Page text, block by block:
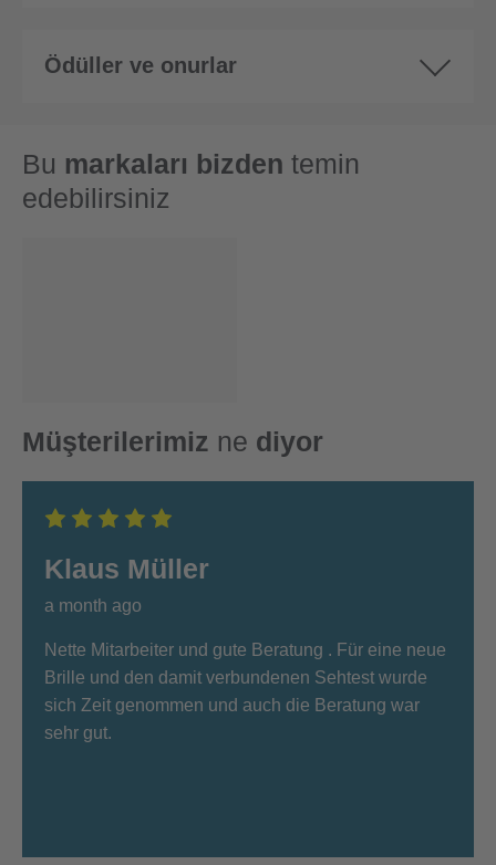
Ödüller ve onurlar
Bu markaları bizden temin
edebilirsiniz
Müşterilerimiz ne diyor
Klaus Müller
a month ago
Nette Mitarbeiter und gute Beratung . Für eine neue
Brille und den damit verbundenen Sehtest wurde
sich Zeit genommen und auch die Beratung war
sehr gut.